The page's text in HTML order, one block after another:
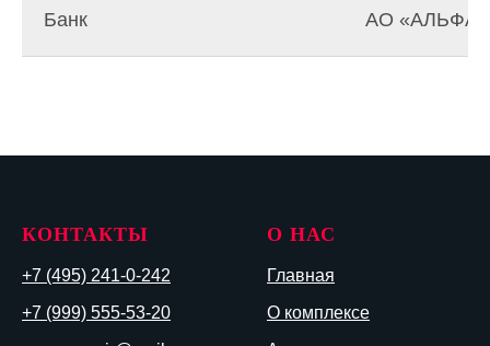
Банк АО «АЛЬФА-
КОНТАКТЫ
+7 (495) 241-0-242
+7 (999) 555-53-20
О НАС
Главная
О комплексе